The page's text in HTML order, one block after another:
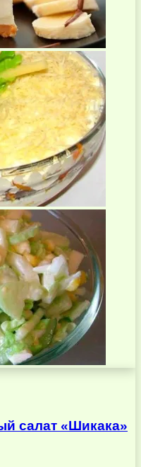
салат «Шикака»